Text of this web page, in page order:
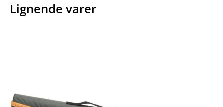
Lignende varer